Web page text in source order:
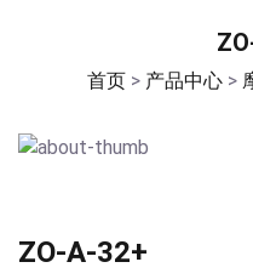
首页 > 产品中心 >
ZO-A-32+